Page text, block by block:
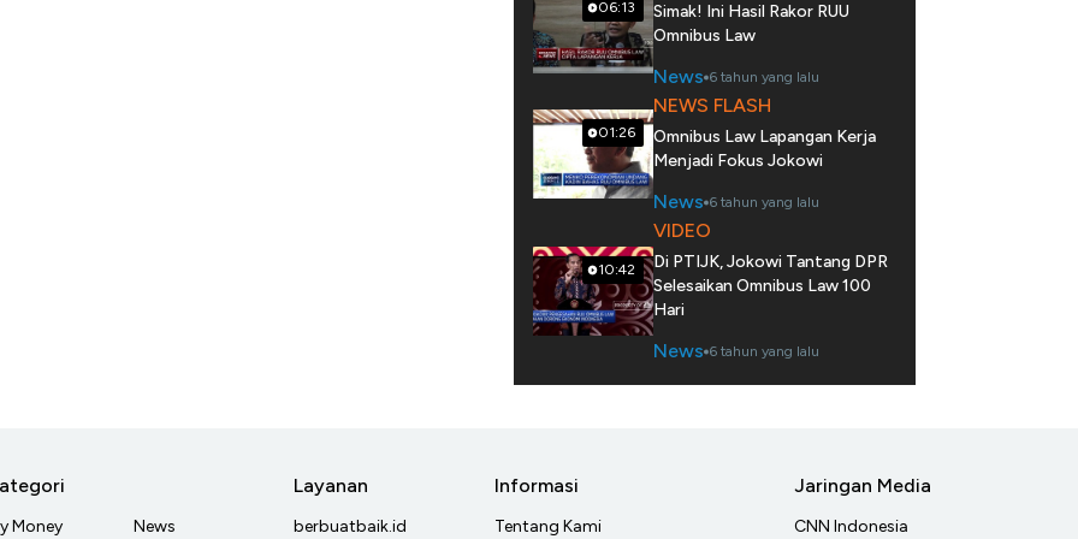
06:13
Simak! Ini Hasil Rakor RUU
Omnibus Law
News 6 tahun yang lalu
01:26
NEWS FLASH
Omnibus Law Lapangan Kerja
Menjadi Fokus Jokowi
News 6 tahun yang lalu
10:42
VIDEO
Di PTIJK, Jokowi Tantang DPR
Selesaikan Omnibus Law 100
Hari
News 6 tahun yang lalu
Money News
Layanan
berbuatbaik.id
Informasi
Tentang Kami
Jaringan Media
CNN Indonesia